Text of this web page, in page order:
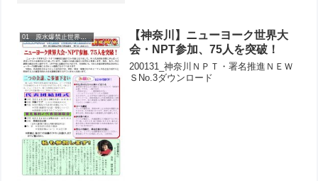
01 原水爆禁止世界大会
【神奈川】ニューヨーク世界大
会・NPT参加、75人を突破！
200131_神奈川ＮＰＴ・署名推進ＮＥＷ
ＳNo.3ダウンロード